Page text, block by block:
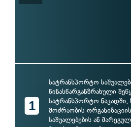
1
სატრანსპორტო
წინასწარგანზრახული
სატრანსპორტო ნაკადში,
მოძრაობის
საშუალებების ან